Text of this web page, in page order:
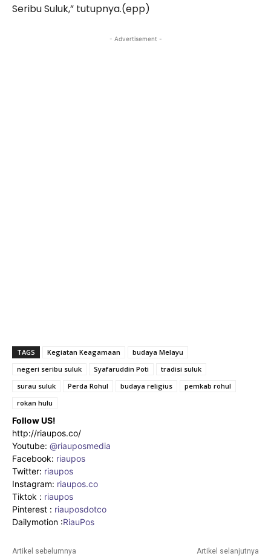
Seribu Suluk,” tutupnya.(epp)
- Advertisement -
TAGS Kegiatan Keagamaan
budaya Melayu
negeri seribu suluk
Syafaruddin Poti
tradisi suluk
surau suluk
Perda Rohul budaya religius
pemkab rohul
rokan hulu
Follow US!
http://riaupos.co/
Youtube: @riauposmedia
Facebook: riaupos
Twitter: riaupos
Instagram: riaupos.co
Tiktok : riaupos
Pinterest : riauposdotco
Dailymotion :RiauPos
Artikel sebelumnya Artikel selanjutnya